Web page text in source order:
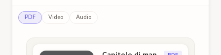
PDF Video Audio